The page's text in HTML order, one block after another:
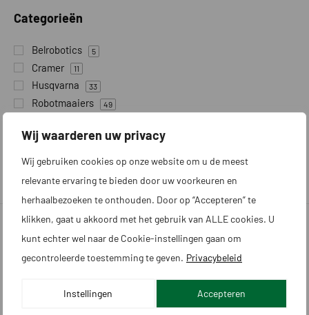
Wij waarderen uw privacy
Wij gebruiken cookies op onze website om u de meest
relevante ervaring te bieden door uw voorkeuren en
herhaalbezoeken te onthouden. Door op “Accepteren” te
klikken, gaat u akkoord met het gebruik van ALLE cookies. U
kunt echter wel naar de Cookie-instellingen gaan om
gecontroleerde toestemming te geven. Privacybeleid
Instellingen Accepteren
Categorieën
Belrobotics 5
Cramer 11
Husqvarna 33
Robotmaaiers 49
Robotmaaiers zonder draad 34
Robotmaaier.nl
totaal robotmaaierpakket. Deskundig advies en geen